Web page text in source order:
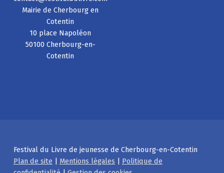
Mairie de Cherbourg en
Cotentin
10 place Napoléon
50100 Cherbourg-en-
Cotentin
Festival du Livre de jeunesse de Cherbourg-en-Cotentin
Plan de site | Mentions légales | Politique de